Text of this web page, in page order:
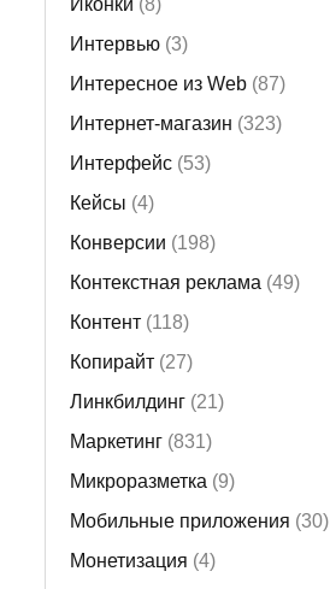
Иконки (8)
Интервью (3)
Интересное из Web (87)
Интернет-магазин (323)
Интерфейс (53)
Кейсы (4)
Конверсии (198)
Контекстная реклама (49)
Контент (118)
Копирайт (27)
Линкбилдинг (21)
Маркетинг (831)
Микроразметка (9)
Мобильные приложения (30)
Монетизация (4)